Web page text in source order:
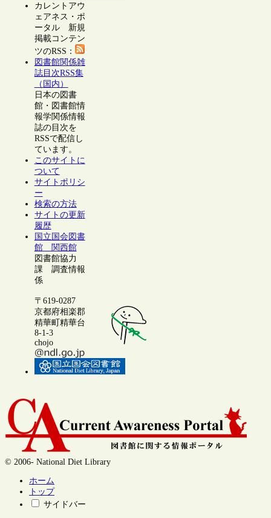
カレントアウ
ェアネス・ポ
ータル 新規
掲載コンテン
ツのRSS：
図書館関係雑
誌目次RSS集
（国内）
日本の図書
館・図書館情
報学関係情報
誌の目次を
RSSで配信し
ています。
このサイトに
ついて
サイトポリシ
ー
検索の方法
サイトの更新
履歴
国立国会図書
館 関西館
図書館協力
課 調査情報
係
〒619-0287
京都府相楽郡
精華町精華台
8-1-3
chojo
© 2006- National Diet Library
ホーム
トップ
サイドバー